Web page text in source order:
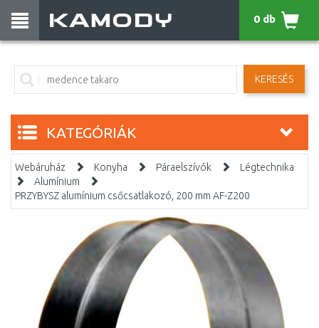
KERESÉS
0 db
KATEGÓRIÁK
Webáruház Konyha Páraelszívók
Légtechnika
Alumínium
PRZYBYSZ alumínium csőcsatlakozó, 200 mm AF-Z200